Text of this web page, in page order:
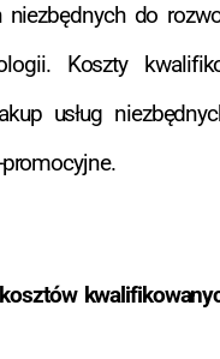
do
Koszty
usług